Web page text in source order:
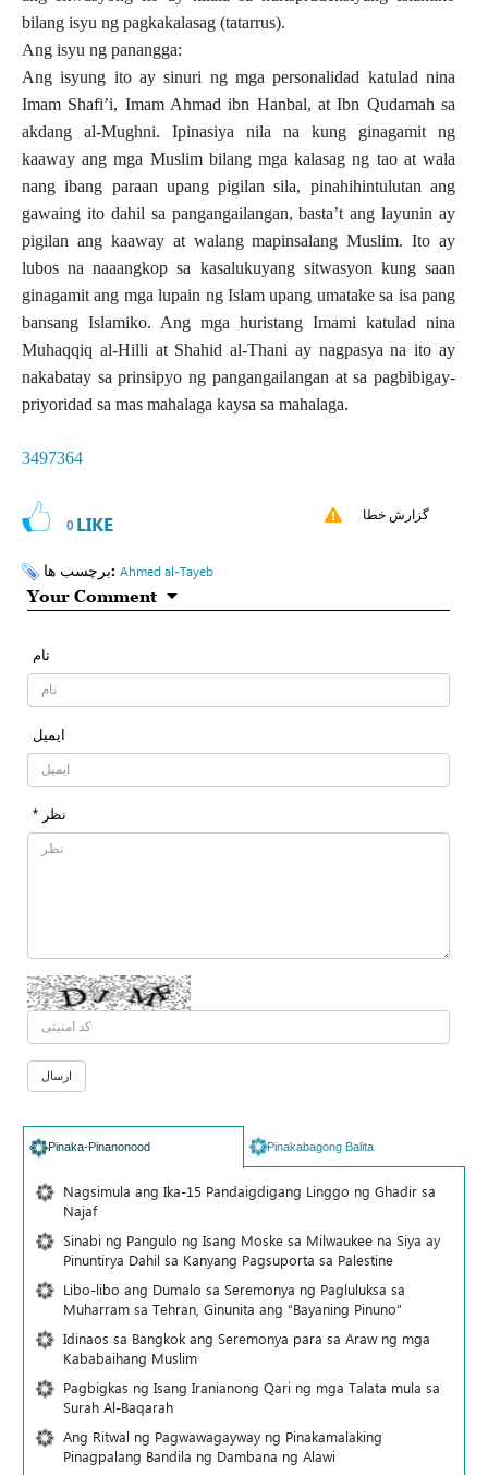
bilang isyu ng pagkakalasag (tatarrus).
Ang isyu ng panangga:
Ang isyung ito ay sinuri ng mga personalidad katulad nina
Imam Shafi’i, Imam Ahmad ibn Hanbal, at Ibn Qudamah sa
akdang al-Mughni. Ipinasiya nila na kung ginagamit ng
kaaway ang mga Muslim bilang mga kalasag ng tao at wala
nang ibang paraan upang pigilan sila, pinahihintulutan ang
gawaing ito dahil sa pangangailangan, basta’t ang layunin ay
pigilan ang kaaway at walang mapinsalang Muslim. Ito ay
lubos na naaangkop sa kasalukuyang sitwasyon kung saan
ginagamit ang mga lupain ng Islam upang umatake sa isa pang
bansang Islamiko. Ang mga huristang Imami katulad nina
Muhaqqiq al-Hilli at Shahid al-Thani ay nagpasya na ito ay
nakabatay sa prinsipyo ng pangangailangan at sa pagbibigay-
priyoridad sa mas mahalaga kaysa sa mahalaga.
3497364
0 LIKE گزارش خطا
برچسب ها: Ahmed al-Tayeb
Your Comment
نام
ایمیل
* نظر
Pinaka-Pinanonood Pinakabagong Balita
Nagsimula ang Ika-15 Pandaigdigang Linggo ng Ghadir sa
Najaf
Sinabi ng Pangulo ng Isang Moske sa Milwaukee na Siya ay
Pinuntirya Dahil sa Kanyang Pagsuporta sa Palestine
Libo-libo ang Dumalo sa Seremonya ng Pagluluksa sa
Muharram sa Tehran, Ginunita ang “Bayaning Pinuno”
Idinaos sa Bangkok ang Seremonya para sa Araw ng mga
Kababaihang Muslim
Pagbigkas ng Isang Iranianong Qari ng mga Talata mula sa
Surah Al-Baqarah
Ang Ritwal ng Pagwawagayway ng Pinakamalaking
Pinagpalang Bandila ng Dambana ng Alawi